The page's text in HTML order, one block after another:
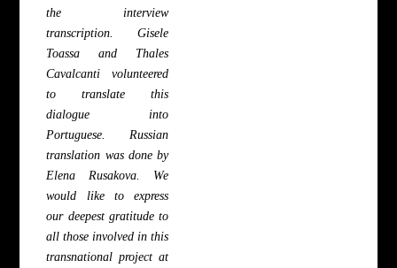
the interview
transcription. Gisele
Toassa and Thales
Cavalcanti volunteered
to translate this
dialogue into
Portuguese. Russian
translation was done by
Elena Rusakova. We
would like to express
our deepest gratitude to
all those involved in this
transnational project at